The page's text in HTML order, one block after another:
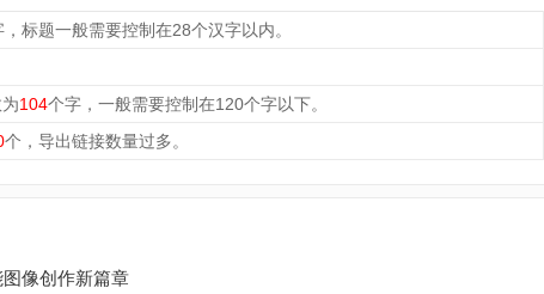
标题一般需要控制在28个汉字以内。
104个字，一般需要控制在120个字以下。
个，导出链接数量过多。
像创作新篇章